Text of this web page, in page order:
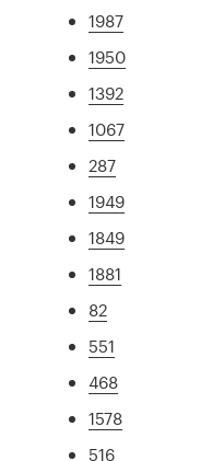
1987
1950
1392
1067
287
1949
1849
1881
82
551
468
1578
516